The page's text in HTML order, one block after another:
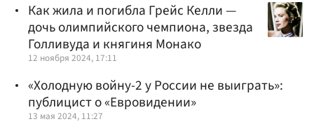
Как жила и погибла Грейс Келли —
дочь олимпийского чемпиона, звезда
Голливуда и княгиня Монако
12 ноября 2024, 17:11
«Холодную войну-2 у России не выиграть»:
публицист о «Евровидении»
13 мая 2024, 11:27